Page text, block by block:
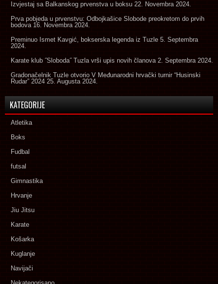
Izvjestaj sa Balkanskog prvenstva u boksu 22. Novembra 2024.
Prva pobjeda u prvenstvu: Odbojkašice Slobode preokretom do prvih
bodova 16. Novembra 2024.
Preminuo Ismet Kavgić, bokserska legenda iz Tuzle 5. Septembra
2024.
Karate klub ˝Sloboda˝ Tuzla vrši upis novih članova 2. Septembra 2024.
Gradonačelnik Tuzle otvorio V Međunarodni hrvački turnir “Husinski
Rudar” 2024 25. Augusta 2024.
KATEGORIJE
Atletika
Boks
Fudbal
futsal
Gimnastika
Hrvanje
Jiu Jitsu
Karate
Košarka
Kuglanje
Navijači